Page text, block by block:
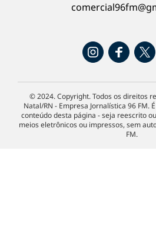
© 2024. Copyright. Todos os direitos
Natal/RN - Empresa Jornalística 96 FM.
conteúdo desta página - seja reescrito
meios eletrônicos ou impressos, sem
FM.